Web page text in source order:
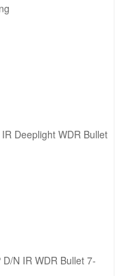
Deeplight WDR Bullet
N IR WDR Bullet 7-